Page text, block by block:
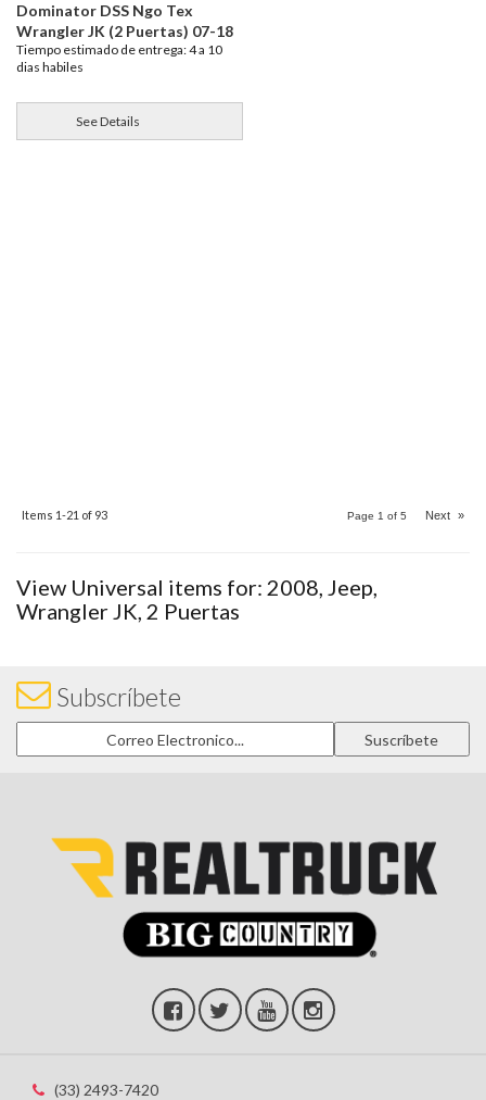
Dominator DSS Ngo Tex
Wrangler JK (2 Puertas) 07-18
Tiempo estimado de entrega: 4 a 10
dias habiles
See Details
Items 1-21 of 93 Page 1 of 5 Next »
View Universal items for: 2008, Jeep,
Wrangler JK, 2 Puertas
Subscríbete
(33) 2493-7420